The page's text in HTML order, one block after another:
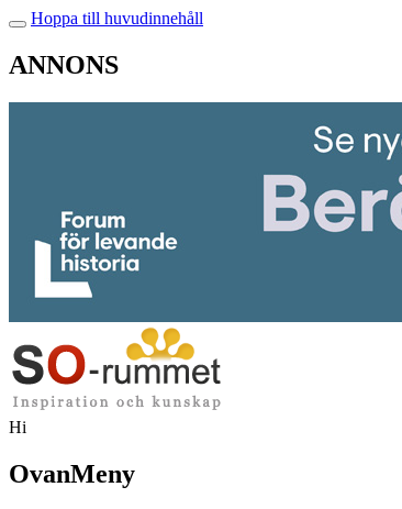
Hoppa till huvudinnehåll
ANNONS
Hi
OvanMeny